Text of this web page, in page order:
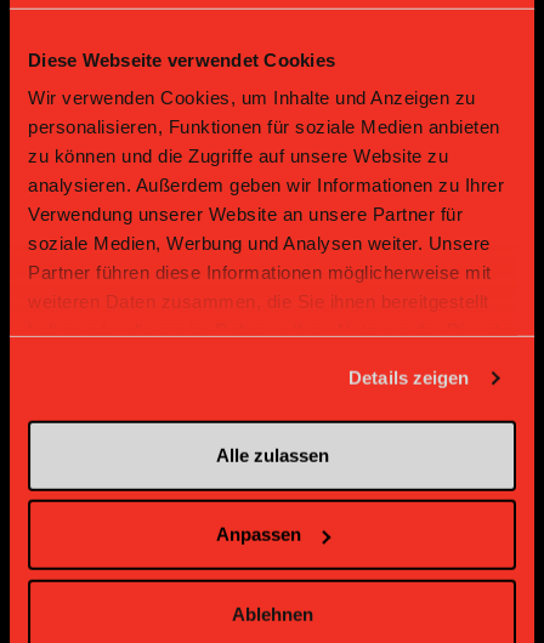
Diese Webseite verwendet Cookies
Wir verwenden Cookies, um Inhalte und Anzeigen zu
personalisieren, Funktionen für soziale Medien anbieten
zu können und die Zugriffe auf unsere Website zu
analysieren. Außerdem geben wir Informationen zu Ihrer
Verwendung unserer Website an unsere Partner für
soziale Medien, Werbung und Analysen weiter. Unsere
Partner führen diese Informationen möglicherweise mit
weiteren Daten zusammen, die Sie ihnen bereitgestellt
Details zeigen
Alle zulassen
Anpassen
Ablehnen
Gold Partner Gold Partner